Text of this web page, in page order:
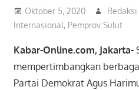
Oktober 5, 2020
Internasional, Pemprov Sulut
Kabar-Online.com, Jakarta-
mempertimbangkan
Partai Demokrat Agus